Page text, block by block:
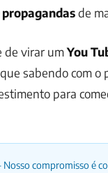
propagandasde
de virar umYou
sabendo com o
para
compromisso é